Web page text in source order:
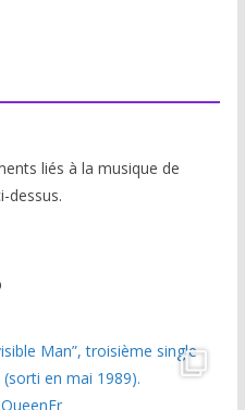
liés à la musique de
dessus.